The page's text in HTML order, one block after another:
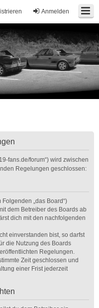
Anmelden
fans.de/forum“) wird zwischen
Regelungen geschlossen:
Folgenden „das Board“)
dem Betreiber des Boards ab
dich mit den nachfolgenden
einverstanden bist, so darfst
die Nutzung des Boards
Regelungen.
Zeit geschlossen und
einer Frist jederzeit